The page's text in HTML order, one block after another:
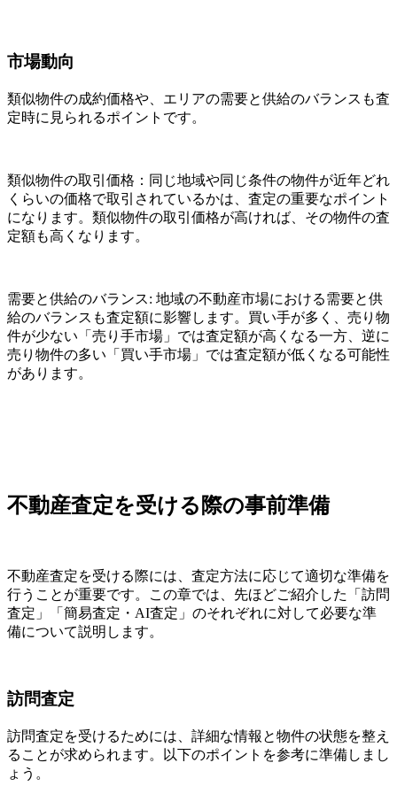
市場動向
類似物件の成約価格や、エリアの需要と供給のバランスも査
定時に見られるポイントです。
類似物件の取引価格：同じ地域や同じ条件の物件が近年どれ
くらいの価格で取引されているかは、査定の重要なポイント
になります。類似物件の取引価格が高ければ、その物件の査
定額も高くなります。
需要と供給のバランス: 地域の不動産市場における需要と供
給のバランスも査定額に影響します。買い手が多く、売り物
件が少ない「売り手市場」では査定額が高くなる一方、逆に
売り物件の多い「買い手市場」では査定額が低くなる可能性
があります。
不動産査定を受ける際の事前準備
不動産査定を受ける際には、査定方法に応じて適切な準備を
行うことが重要です。この章では、先ほどご紹介した「訪問
査定」「簡易査定・AI査定」のそれぞれに対して必要な準
備について説明します。
訪問査定
訪問査定を受けるためには、詳細な情報と物件の状態を整え
ることが求められます。以下のポイントを参考に準備しまし
ょう。